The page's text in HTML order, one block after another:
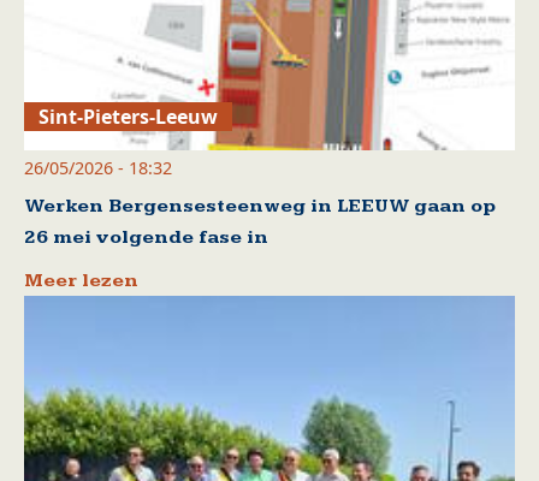
Sint-Pieters-Leeuw
26/05/2026 - 18:32
Werken Bergensesteenweg in LEEUW gaan op
26 mei volgende fase in
Meer lezen